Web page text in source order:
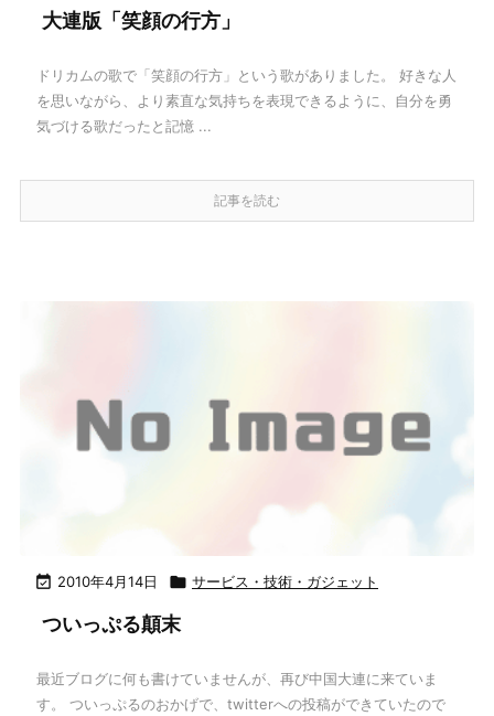
大連版「笑顔の行方」
ドリカムの歌で「笑顔の行方」という歌がありました。 好きな人
を思いながら、より素直な気持ちを表現できるように、自分を勇
気づける歌だったと記憶 ...
記事を読む
 2010年4月14日  サービス・技術・ガジェット
ついっぷる顛末
最近ブログに何も書けていませんが、再び中国大連に来ていま
す。 ついっぷるのおかげで、twitterへの投稿ができていたので